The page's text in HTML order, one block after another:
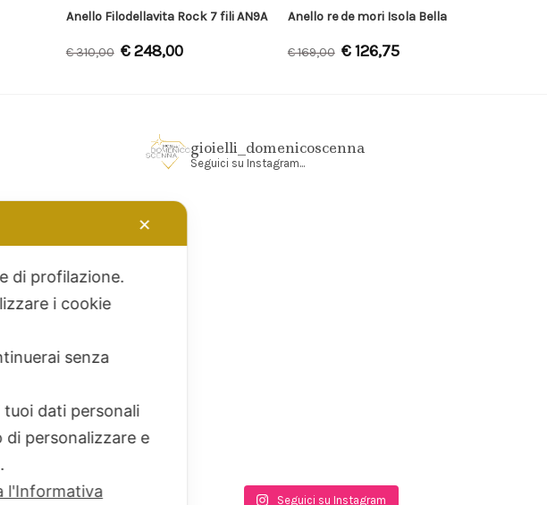
Anello Filodellavita Rock 7 fili AN9A
€310,00 €248,00
Anello re de mori Isola Bella
€169,00 €126,75
gioielli_domenicoscenna
Seguici su Instagram...
Seguici su Instagram
✕
di profilazione.
i cookie
senza
dati personali
di personalizzare e
l'Informativa